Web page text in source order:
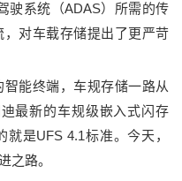
驶系统（ADAS）所需的传
对车载存储提出了更严苛
智能终端， 车规存储一路从
最新的车规级嵌入式闪存
就是UFS 4.1标准。今天，
之路。